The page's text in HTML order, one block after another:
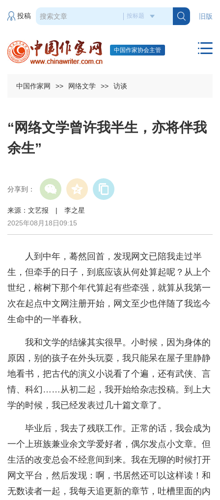
旧版
投稿
中国作家协会主管
中国作家网 >> 网络文学 >> 访谈
“网络文学曾许我半生，亦将伴我
余生”
分享到：
来源：文艺报 | 李之星
2025年08月18日09:15
人到中年，蓦然回首，发现网文已陪我走过半
生，但牵手的日子，到底应该从何处算起呢？从上个
世纪，榕树下那个年代算起有些牵强，就算从我第一
次在起点中文网注册开始，网文至少也伴随了我迄今
生命中的一半春秋。
我和文学的结缘其实很早。小时候，因为身体的
原因，别的孩子在外头玩耍，我只能呆在屋子里静静
地看书，把古代的演义小说看了个遍，还有武侠、言
情、科幻……从初二起，我开始给杂志投稿。到上大
学的时候，我已经发表过几十篇文章了。
毕业后，我去了残联工作。正常的话，我会成为
一个上班族兼业余文学爱好者，偶尔发点小文章。但
生活的改变总会不经意间到来。我在无聊的时候打开
网文平台，然后发现：啊，书居然还可以这样读！和
无数读者一起，我每天追更新的章节，吐槽里面的内